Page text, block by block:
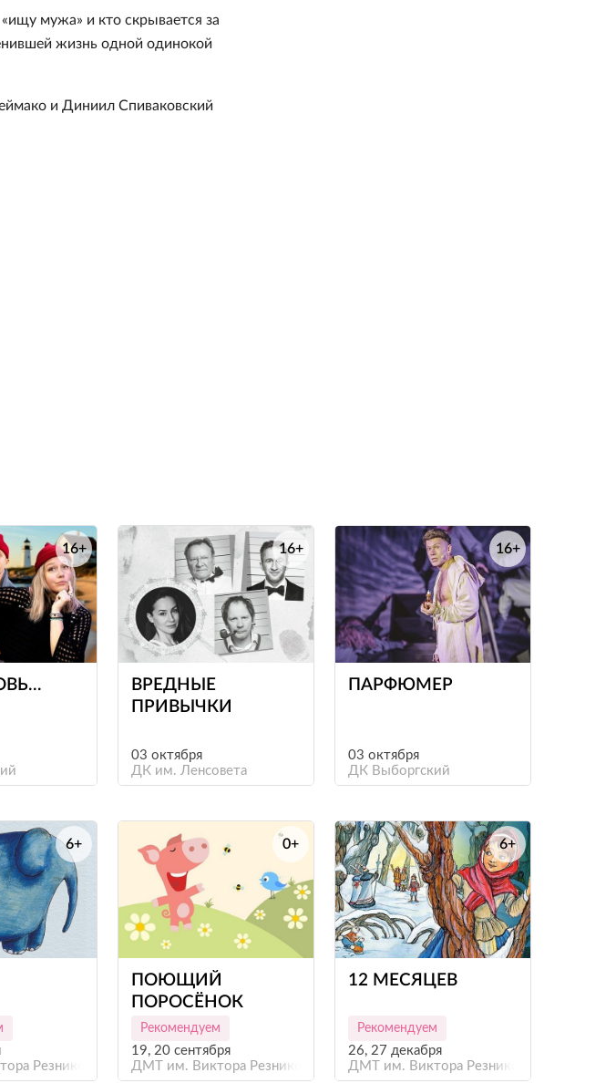
мужа» и кто скрывается за
жизнь одной одинокой
и Диниил Спиваковский
16+
е
ВРЕДНЫЕ
ПРИВЫЧКИ
03 октября
ДК им. Ленсовета
16+
е
ПАРФЮМЕР
03 октября
ДК Выборгский
16+
е
Резникова
6+
е
ПОЮЩИЙ
ПОРОСЁНОК
Рекомендуем
19, 20 сентября
ДМТ им. Виктора Резникова
0+
е
12 МЕСЯЦЕВ
Рекомендуем
26, 27 декабря
ДМТ им. Виктора Резникова
6+